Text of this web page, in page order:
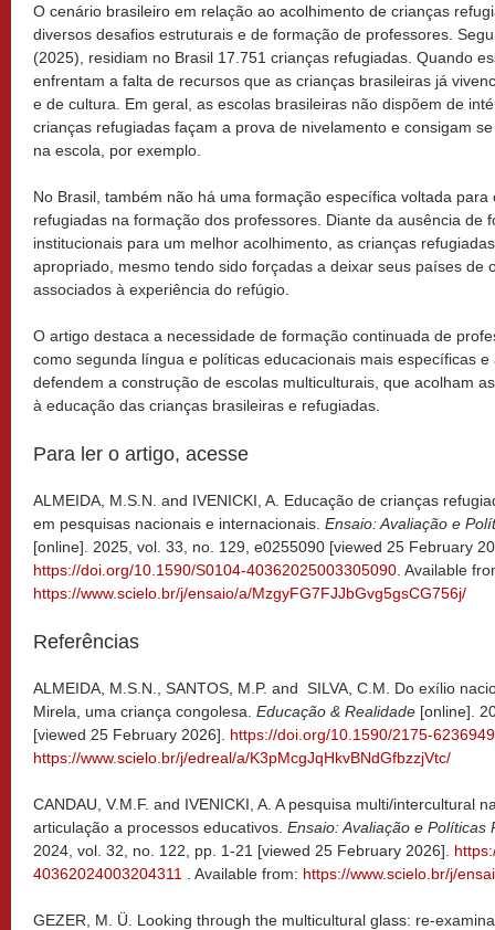
O cenário brasileiro em relação ao acolhimento de crianças
diversos desafios estruturais e de formação de professores.
(2025), residiam no Brasil 17.751 crianças refugiadas. Quando
enfrentam a falta de recursos que as crianças brasileiras já
e de cultura. Em geral, as escolas brasileiras não dispõem de
crianças refugiadas façam a prova de nivelamento e consigam
na escola, por exemplo.
No Brasil, também não há uma formação específica voltada
refugiadas na formação dos professores. Diante da ausência de
institucionais para um melhor acolhimento, as crianças
apropriado, mesmo tendo sido forçadas a deixar seus países de
associados à experiência do refúgio.
O artigo destaca a necessidade de formação continuada de
como segunda língua e políticas educacionais mais específicas
defendem a construção de escolas multiculturais, que acolham
à educação das crianças brasileiras e refugiadas.
Para ler o artigo, acesse
ALMEIDA, M.S.N. and IVENICKI, A. Educação de crianças
em pesquisas nacionais e internacionais. Ensaio: Avaliação e
[online]. 2025, vol. 33, no. 129, e0255090 [viewed 25 February
https://doi.org/10.1590/S0104-40362025003305090 . Available
https://www.scielo.br/j/ensaio/a/MzgyFG7FJJbGvg5gsCG756j/
Referências
ALMEIDA, M.S.N., SANTOS, M.P. and SILVA, C.M. Do exílio
Mirela, uma criança congolesa. Educação & Realidade [online].
[viewed 25 February 2026]. https://doi.org/10.1590/2175-
https://www.scielo.br/j/edreal/a/K3pMcgJqHkvBNdGfbzzjVtc/
CANDAU, V.M.F. and IVENICKI, A. A pesquisa multi/intercultural
articulação a processos educativos. Ensaio: Avaliação e Políticas
2024, vol. 32, no. 122, pp. 1-21 [viewed 25 February 2026].
40362024003204311
. Available from: https://www.scielo.br/j/
GEZER, M. Ü. Looking through the multicultural glass: re-